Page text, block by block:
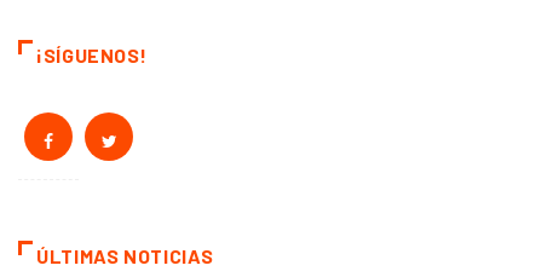
¡SÍGUENOS!
ÚLTIMAS NOTICIAS